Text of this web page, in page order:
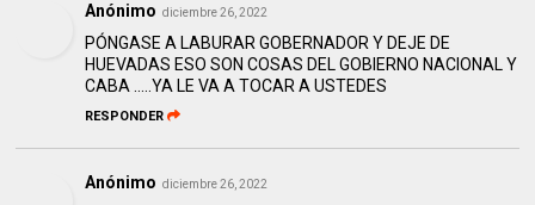
Anónimo diciembre 26, 2022
PÓNGASE A LABURAR GOBERNADOR Y DEJE DE
HUEVADAS ESO SON COSAS DEL GOBIERNO NACIONAL Y
CABA .....YA LE VA A TOCAR A USTEDES
RESPONDER
Anónimo diciembre 26, 2022